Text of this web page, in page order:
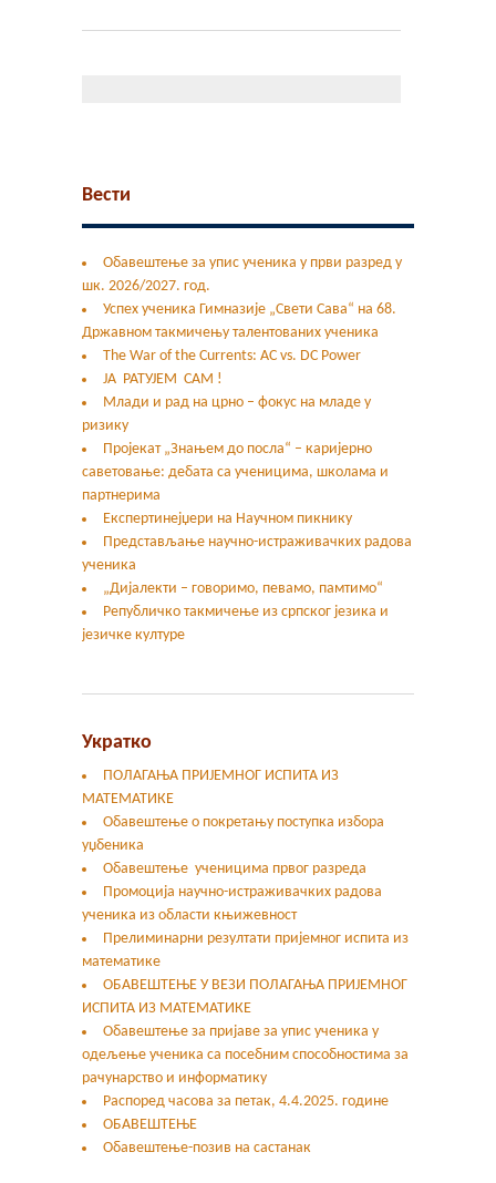
Вести
Обавештење за упис ученика у први разред у
шк. 2026/2027. год.
Успех ученика Гимназије „Свети Сава“ на 68.
Државном такмичењу талентованих ученика
The War of the Currents: AC vs. DC Power
ЈА РАТУЈЕМ САМ !
Млади и рад на црно – фокус на младе у
ризику
Пројекат „Знањем до посла“ – каријерно
саветовање: дебата са ученицима, школама и
партнерима
Експертинејџери на Научном пикнику
Представљање научно-истраживачких радова
ученика
„Дијалекти – говоримо, певамо, памтимо“
Републичко такмичење из српског језика и
језичке културе
Укратко
ПОЛАГАЊА ПРИЈЕМНОГ ИСПИТА ИЗ
МАТЕМАТИКЕ
Обавештење о покретању поступка избора
уџбеника
Обавештење ученицима првог разреда
Промоција научно-истраживачких радова
ученика из области књижевност
Прелиминарни резултати пријемног испита из
математике
ОБАВЕШТЕЊЕ У ВЕЗИ ПОЛАГАЊА ПРИЈЕМНОГ
ИСПИТА ИЗ МАТЕМАТИКЕ
Oбавештење за пријаве за упис ученика у
одељење ученика са посебним способностима за
рачунарство и информатику
Распоред часова за петак, 4.4.2025. године
ОБАВЕШТЕЊЕ
Обавештење-позив на састанак